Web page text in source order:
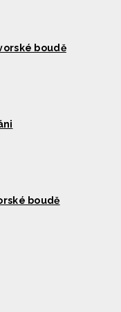
boudě
boudě